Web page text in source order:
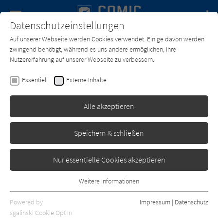
SUCHE Forum Charts Newsletter
GeyseR
Standard
nur rezensierte Titel anzeigen
Datenschutzeinstellungen
Auf unserer Webseite werden Cookies verwendet. Einige davon werden
zwingend benötigt, während es uns andere ermöglichen, Ihre
Nutzererfahrung auf unserer Webseite zu verbessern.
Essentiell Externe Inhalte
Alle akzeptieren
Speichern & schließen
Nur essentielle Cookies akzeptieren
Essentielle Cookies werden für grundlegende Funktionen der
Webseite benötigt. Dadurch ist gewährleistet, dass die Webseite
Weitere Informationen
Powered by
sgalinski Cookie Opt In
Impressum | Datenschutz